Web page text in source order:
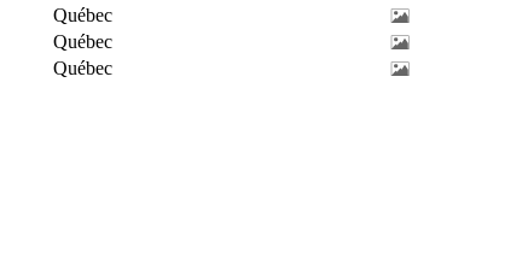
Québec
Québec
Québec